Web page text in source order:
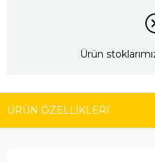
Ürün
ÜRÜN ÖZELLIKLERI